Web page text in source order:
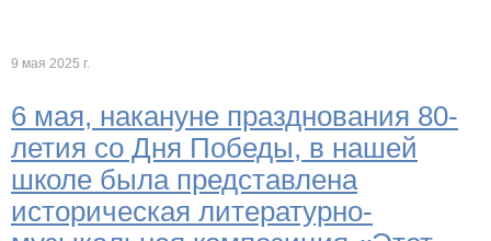
9 мая 2025 г.
6 мая, накануне празднования 80-
летия со Дня Победы, в нашей
школе была представлена
историческая литературно-